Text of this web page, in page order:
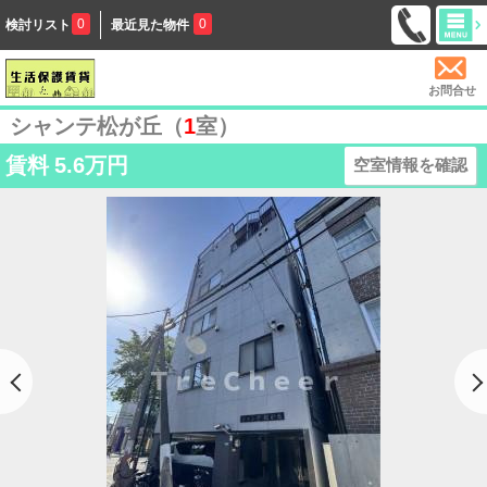
検討リスト 0 最近見た物件 0
お問合せ
シャンテ松が丘（1室）
賃料 5.6万円 空室情報を確認